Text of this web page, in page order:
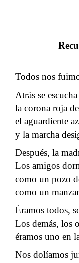
Todos nos
Atrás se
la corona roja
el aguardiente
y la marcha
Después, la
Los amigos
como un pozo
como un
Éramos todos,
Los demás, los
éramos uno en
Nos dolíamos